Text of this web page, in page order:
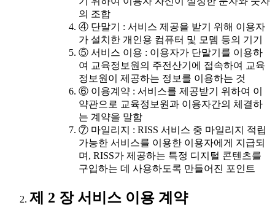
의 조합
④ 단말기 : 서비스 제공을 받기 위해 이용자
가 설치한 개인용 컴퓨터 및 모뎀 등의 기기
⑤ 서비스 이용 : 이용자가 단말기를 이용하
여 교육정보원의 주전산기에 접속하여 교육
정보원이 제공하는 정보를 이용하는 것
⑥ 이용계약 : 서비스를 제공받기 위하여 이
약관으로 교육정보원과 이용자간의 체결하
는 계약을 말함
⑦ 마일리지 : RISS 서비스 중 마일리지 적립
가능한 서비스를 이용한 이용자에게 지급되
며, RISS가 제공하는 특정 디지털 콘텐츠를
구입하는 데 사용하도록 만들어진 포인트
제 2 장 서비스 이용 계약